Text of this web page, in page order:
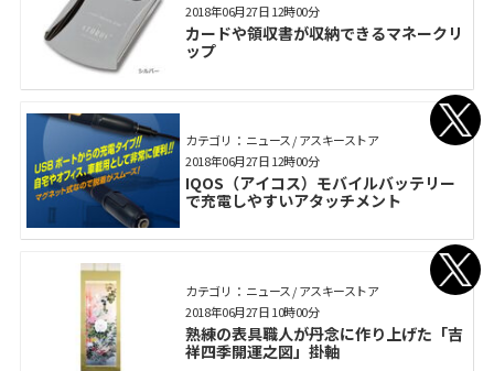
カードや領収書が収納できるマネークリ
ップ
2018年06月27日 12時00分
カテゴリ： ニュース / アスキーストア
IQOS（アイコス）モバイルバッテリー
で充電しやすいアタッチメント
2018年06月27日 12時00分
カテゴリ： ニュース / アスキーストア
熟練の表具職人が丹念に作り上げた「吉
祥四季開運之図」掛軸
2018年06月27日 10時00分